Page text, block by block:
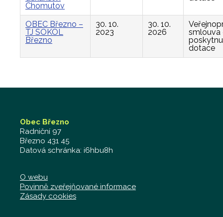
Chomutov
OBEC Březno –
TJ SOKOL
Březno
30. 10.
2023
30. 10.
2026
smlouva
dotace
Obec Březno
Radniční 97
Březno 431 45
Datová schránka: i6hbu8h
O webu
Povinně zveřejňované informace
Zásady cookies